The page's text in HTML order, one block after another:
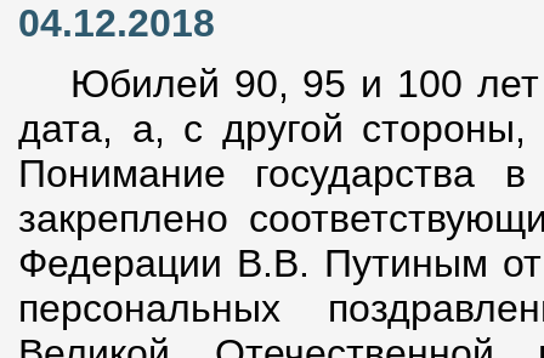
04.12.2018
Юбилей 90, 95 и 100 лет
дата, а, с другой
Понимание государства
закреплено
Федерации В.В. Путиным
персональных